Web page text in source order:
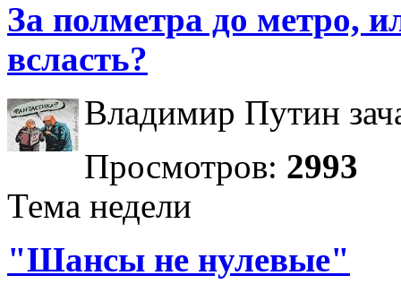
За полметра до метро,
всласть?
Владимир Путин
Просмотров: 2993
Тема недели
"Шансы не нулевые"